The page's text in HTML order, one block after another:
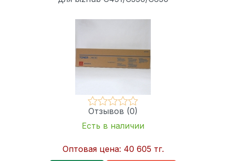
Отзывов (0)
Есть в наличии
Оптовая цена: 40 605 тг.